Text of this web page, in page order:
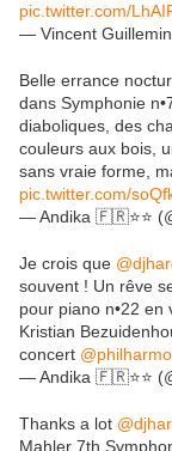
pic.twitter.com/
— Vincent
Belle errance
dans Symphonie
diaboliques, des
couleurs aux bois,
sans vraie forme,
pic.twitter.com/
— Andika 🇫🇷⭐️⭐️
Je crois que
souvent ! Un rêve
pour piano n•22 en
Kristian
concert
— Andika 🇫🇷⭐️⭐️
Thanks a lot
Mahler 7th